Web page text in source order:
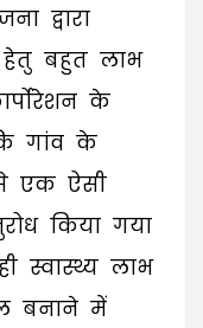
द्वारा
हेतु बहुत लाभ
के
गांव के
से एक ऐसी
किया गया
स्वास्थ्य लाभ
बनाने में